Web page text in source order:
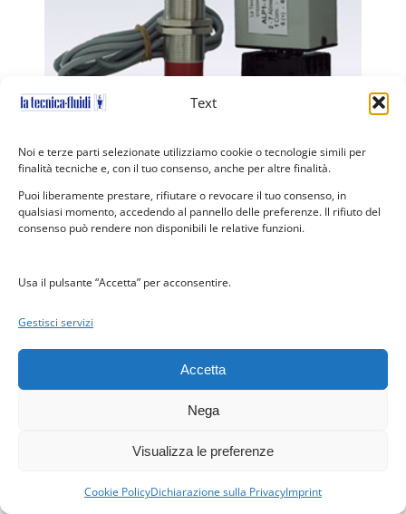
Text
Noi e terze parti selezionate utilizziamo cookie o tecnologie simili per
finalità tecniche e, con il tuo consenso, anche per altre finalità.
Puoi liberamente prestare, rifiutare o revocare il tuo consenso, in
qualsiasi momento, accedendo al pannello delle preferenze. Il rifiuto del
consenso può rendere non disponibili le relative funzioni.
Usa il pulsante “Accetta” per acconsentire.
Gestisci servizi
Accetta
Nega
Visualizza le preferenze
Cookie PolicyDichiarazione sulla PrivacyImprint
Trasduttore di prossimità ALP/1